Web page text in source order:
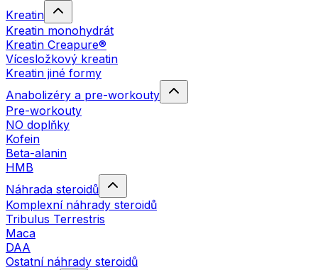
Kreatin
Kreatin monohydrát
Kreatin Creapure®
Vícesložkový kreatin
Kreatin jiné formy
Anabolizéry a pre-workouty
Pre-workouty
NO doplňky
Kofein
Beta-alanin
HMB
Náhrada steroidů
Komplexní náhrady steroidů
Tribulus Terrestris
Maca
DAA
Ostatní náhrady steroidů